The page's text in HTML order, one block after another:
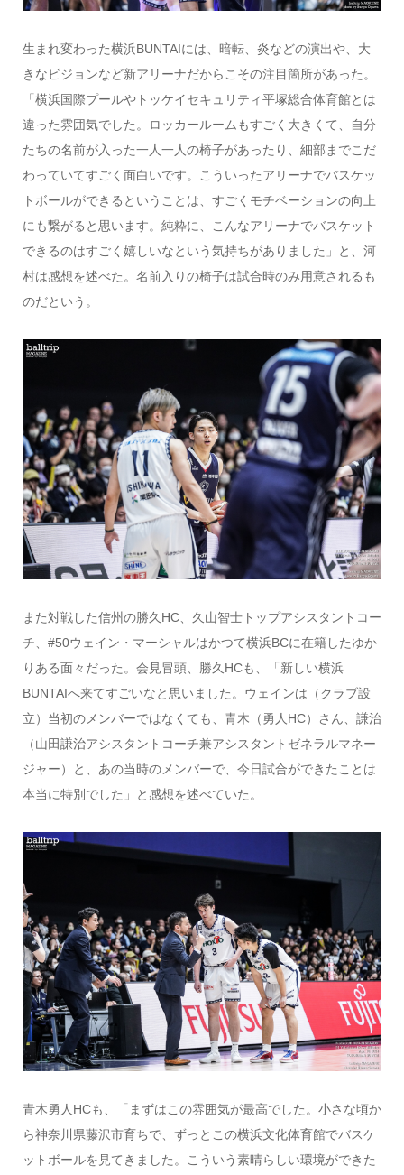
生まれ変わった横浜BUNTAIには、暗転、炎などの演出や、大
きなビジョンなど新アリーナだからこその注目箇所があった。
「横浜国際プールやトッケイセキュリティ平塚総合体育館とは
違った雰囲気でした。ロッカールームもすごく大きくて、自分
たちの名前が入った一人一人の椅子があったり、細部までこだ
わっていてすごく面白いです。こういったアリーナでバスケッ
トボールができるということは、すごくモチベーションの向上
にも繋がると思います。純粋に、こんなアリーナでバスケット
できるのはすごく嬉しいなという気持ちがありました」と、河
村は感想を述べた。名前入りの椅子は試合時のみ用意されるも
のだという。
また対戦した信州の勝久HC、久山智士トップアシスタントコー
チ、#50ウェイン・マーシャルはかつて横浜BCに在籍したゆか
りある面々だった。会見冒頭、勝久HCも、「新しい横浜
BUNTAIへ来てすごいなと思いました。ウェインは（クラブ設
立）当初のメンバーではなくても、青木（勇人HC）さん、謙治
（山田謙治アシスタントコーチ兼アシスタントゼネラルマネー
ジャー）と、あの当時のメンバーで、今日試合ができたことは
本当に特別でした」と感想を述べていた。
青木勇人HCも、「まずはこの雰囲気が最高でした。小さな頃か
ら神奈川県藤沢市育ちで、ずっとこの横浜文化体育館でバスケ
ットボールを見てきました。こういう素晴らしい環境ができた